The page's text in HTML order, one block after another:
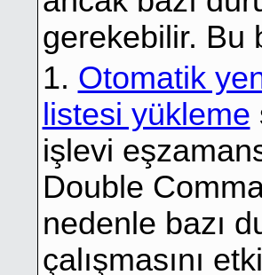
gerekebilir. Bu
1. Otomatik
listesi yükleme
işlevi
Double
nedenle bazı
çalışmasını